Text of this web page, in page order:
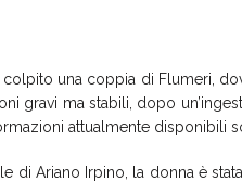
colpito una coppia di Flumeri,
gravi ma stabili, dopo
attualmente disponibili
di Ariano Irpino, la donna è